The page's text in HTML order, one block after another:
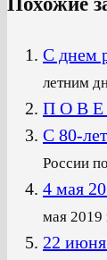
С днем
летним
П О В Е
С 80-
России
4 мая
мая 2019
22 июня